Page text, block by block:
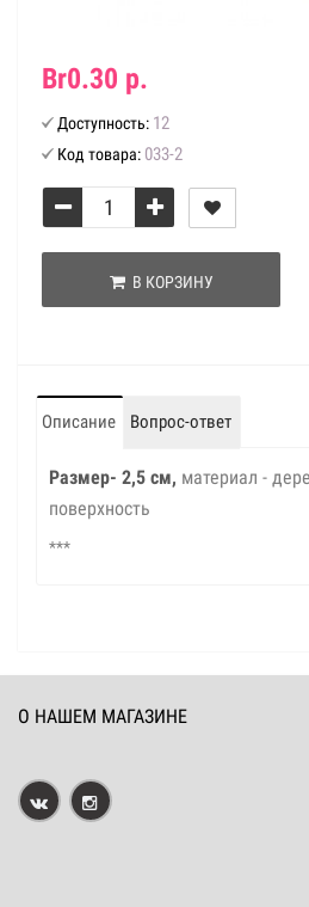
Br0.30 р.
Доступность: 12
Код товара: 033-2
В КОРЗИНУ
Описание Вопрос-ответ
Размер- 2,5 см, материал -
поверхность
***
О НАШЕМ МАГАЗИНЕ